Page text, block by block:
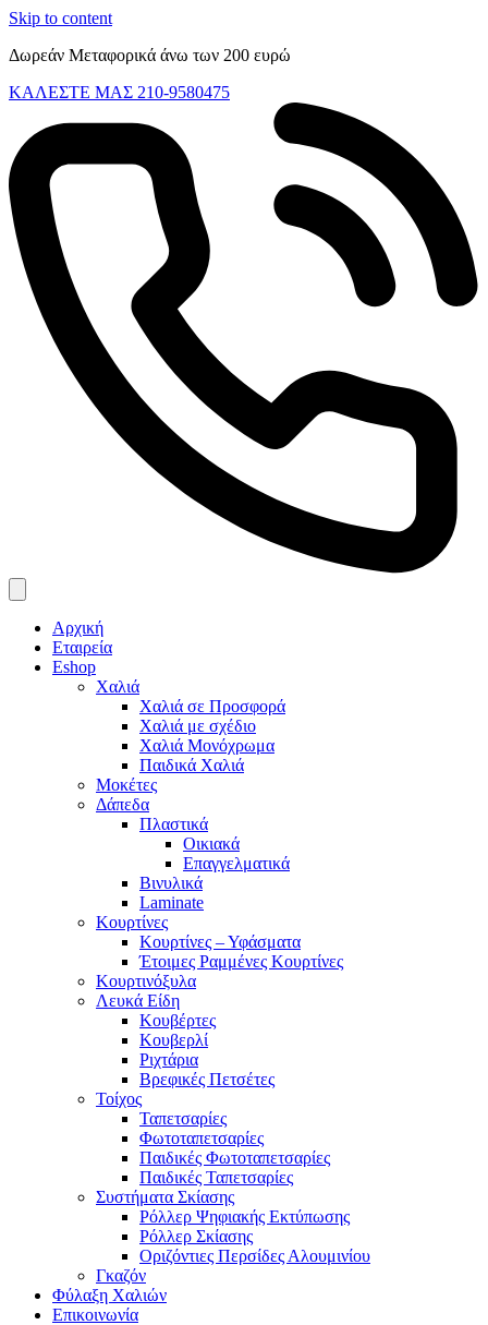
Skip to content
Δωρεάν Μεταφορικά άνω των 200 ευρώ
ΚΑΛΕΣΤΕ ΜΑΣ 210-9580475
Αρχική
Εταιρεία
Eshop
Χαλιά
Χαλιά σε Προσφορά
Χαλιά με σχέδιο
Χαλιά Μονόχρωμα
Παιδικά Χαλιά
Μοκέτες
Δάπεδα
Πλαστικά
Οικιακά
Επαγγελματικά
Βινυλικά
Laminate
Κουρτίνες
Κουρτίνες – Υφάσματα
Έτοιμες Ραμμένες Κουρτίνες
Κουρτινόξυλα
Λευκά Είδη
Κουβέρτες
Κουβερλί
Ριχτάρια
Βρεφικές Πετσέτες
Τοίχος
Ταπετσαρίες
Φωτοταπετσαρίες
Παιδικές Φωτοταπετσαρίες
Παιδικές Ταπετσαρίες
Συστήματα Σκίασης
Ρόλλερ Ψηφιακής Εκτύπωσης
Ρόλλερ Σκίασης
Οριζόντιες Περσίδες Αλουμινίου
Γκαζόν
Φύλαξη Χαλιών
Επικοινωνία